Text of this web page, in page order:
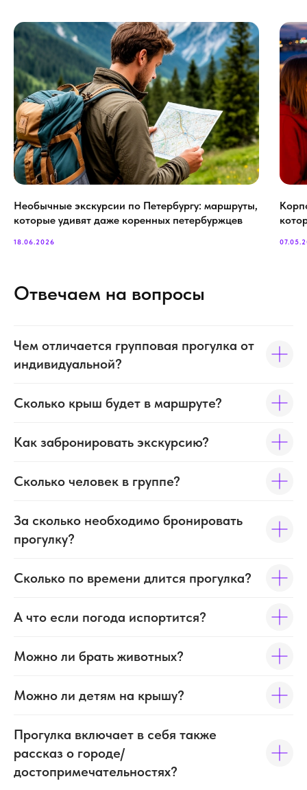
Необычные экскурсии по Петербургу: маршруты,
которые удивят даже коренных петербуржцев
18.06.2026
Отвечаем на вопросы
Чем отличается групповая прогулка от
индивидуальной?
Сколько крыш будет в маршруте?
Как забронировать экскурсию?
Сколько человек в группе?
За сколько необходимо бронировать
прогулку?
Сколько по времени длится прогулка?
А что если погода испортится?
Можно ли брать животных?
Можно ли детям на крышу?
Прогулка включает в себя также
рассказ о городе/
достопримечательностях?
Контакты